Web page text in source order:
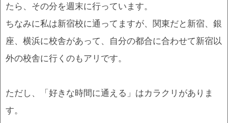
たら、その分を週末に行っています。
ちなみに私は新宿校に通ってますが、関東だと新宿、銀
座、横浜に校舎があって、自分の都合に合わせて新宿以
外の校舎に行くのもアリです。
ただし、「好きな時間に通える」はカラクリがありま
す。